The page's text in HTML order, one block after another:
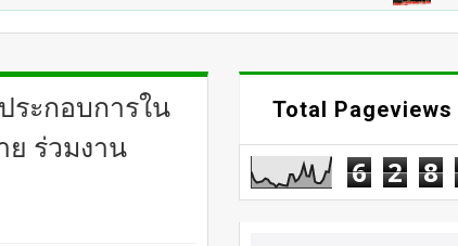
ระกอบการใน
ย ร่วมงาน
Total Pageviews
6 2 8